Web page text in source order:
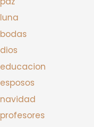
luna
bodas
dios
educacion
esposos
navidad
profesores